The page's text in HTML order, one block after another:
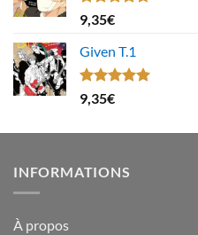
Note4.67
sur 5
9,35€
Given T.1
Note5.00
sur 5
9,35€
INFORMATIONS
À propos